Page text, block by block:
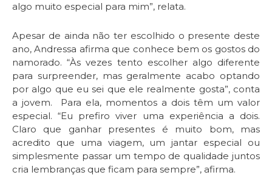
algo muito especial para mim”, relata.
Apesar de ainda não ter escolhido o presente deste
ano, Andressa afirma que conhece bem os gostos do
namorado. “Às vezes tento escolher algo diferente
para surpreender, mas geralmente acabo optando
por algo que eu sei que ele realmente gosta”, conta
a jovem. Para ela, momentos a dois têm um valor
especial. “Eu prefiro viver uma experiência a dois.
Claro que ganhar presentes é muito bom, mas
acredito que uma viagem, um jantar especial ou
simplesmente passar um tempo de qualidade juntos
cria lembranças que ficam para sempre”, afirma.